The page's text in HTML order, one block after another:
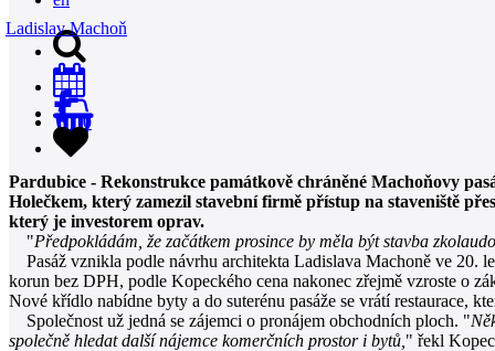
0
Ladislav Machoň
Pardubice - Rekonstrukce památkově chráněné Machoňovy
Holečkem, který zamezil stavební firmě přístup na staveniště
který je investorem oprav.
"Předpokládám, že začátkem prosince by měla být stavba
Pasáž vznikla podle návrhu architekta Ladislava Machoně ve 20.
korun bez DPH, podle Kopeckého cena nakonec zřejmě vzroste o
Nové křídlo nabídne byty a do suterénu pasáže se vrátí restaurace,
Společnost už jedná se zájemci o pronájem obchodních ploch. "
společně hledat další nájemce komerčních prostor i bytů, " řekl